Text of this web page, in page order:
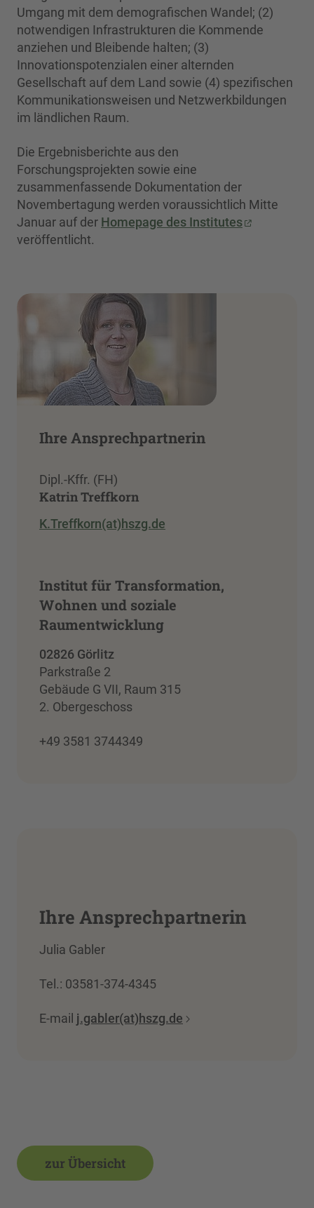
Umgang mit dem demografischen Wandel; (2)
notwendigen Infrastrukturen die Kommende
anziehen und Bleibende halten; (3)
Innovationspotenzialen einer alternden
Gesellschaft auf dem Land sowie (4) spezifischen
Kommunikationsweisen und Netzwerkbildungen
im ländlichen Raum.
Die Ergebnisberichte aus den
Forschungsprojekten sowie eine
zusammenfassende Dokumentation der
Novembertagung werden voraussichtlich Mitte
Januar auf der Homepage des Institutes
veröffentlicht.
Ihre Ansprechpartnerin
Dipl.-Kffr. (FH)
Katrin Treffkorn
K.Treffkorn(at)hszg.de
Institut für Transformation,
Wohnen und soziale
Raumentwicklung
02826 Görlitz
Parkstraße 2
Gebäude G VII, Raum 315
2. Obergeschoss
+49 3581 3744349
Ihre Ansprechpartnerin
Julia Gabler
Tel.: 03581-374-4345
E-mail j.gabler(at)hszg.de
zur Übersicht